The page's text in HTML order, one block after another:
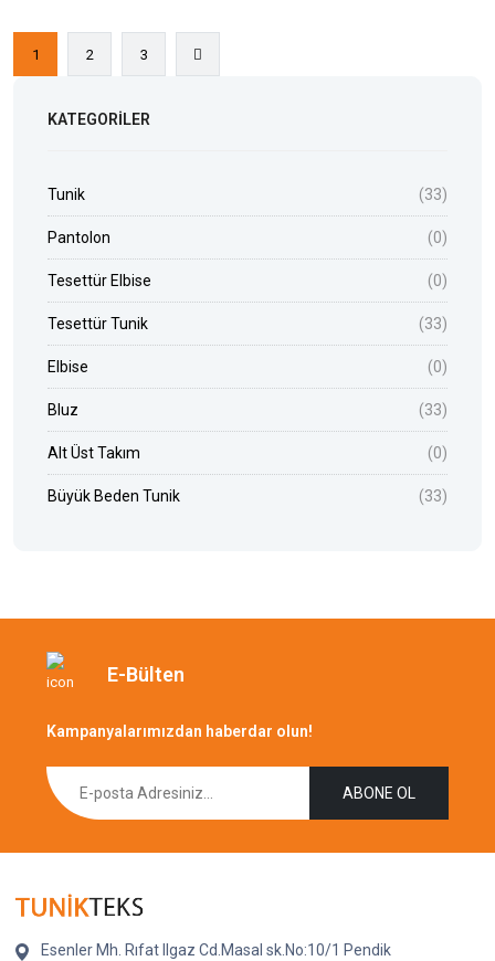
1 2 3
KATEGORILER
Tunik (33)
Pantolon (0)
Tesettür Elbise (0)
Tesettür Tunik (33)
Elbise (0)
Bluz (33)
Alt Üst Takım (0)
Büyük Beden Tunik (33)
E-Bülten
Kampanyalarımızdan haberdar olun!
ABONE OL
Esenler Mh. Rıfat Ilgaz Cd.Masal sk.No:10/1 Pendik